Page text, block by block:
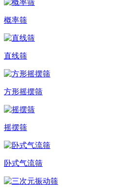
概率筛
直线筛
方形摇摆筛
摇摆筛
卧式气流筛